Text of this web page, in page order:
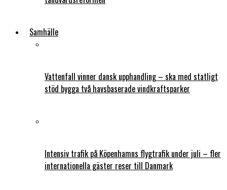
Samhälle
Vattenfall vinner dansk upphandling – ska med statligt
stöd bygga två havsbaserade vindkraftsparker
Intensiv trafik på Köpenhamns flygtrafik under juli – fler
internationella gäster reser till Danmark